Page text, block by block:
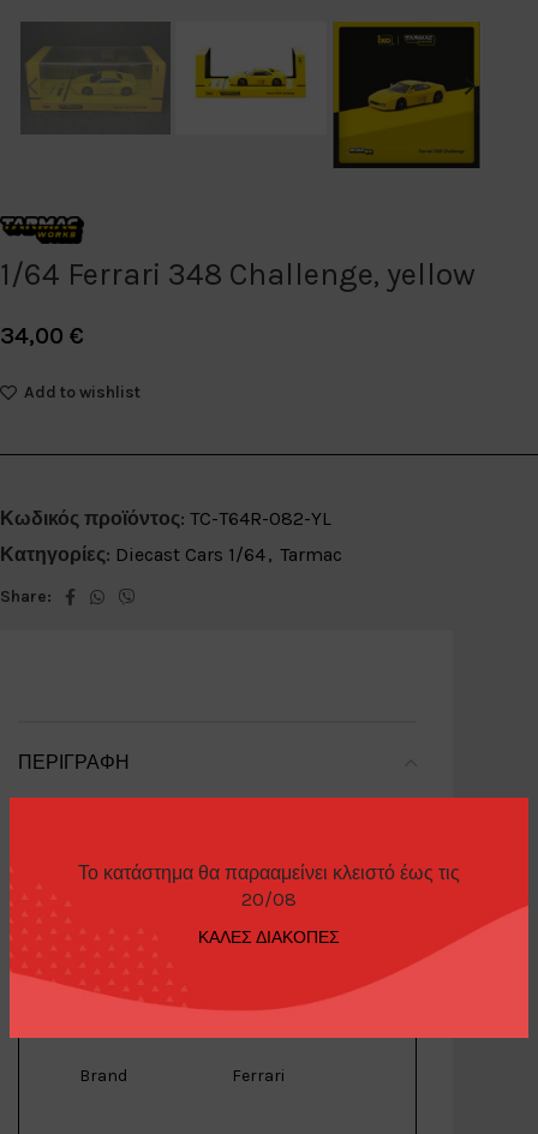
Το κατάστημα θα παρααμείνει κλειστό έως τις
20/08
ΚΑΛΕΣ ΔΙΑΚΟΠΕΣ
1/64 Ferrari 348 Challenge, yellow
34,00 €
Add to wishlist
Κωδικός προϊόντος: TC-T64R-082-YL
Κατηγορίες: Diecast Cars 1/64, Tarmac
Share:
ΠΕΡΙΓΡΑΦΉ
Specifications
348
Scale
Brand Ferrari